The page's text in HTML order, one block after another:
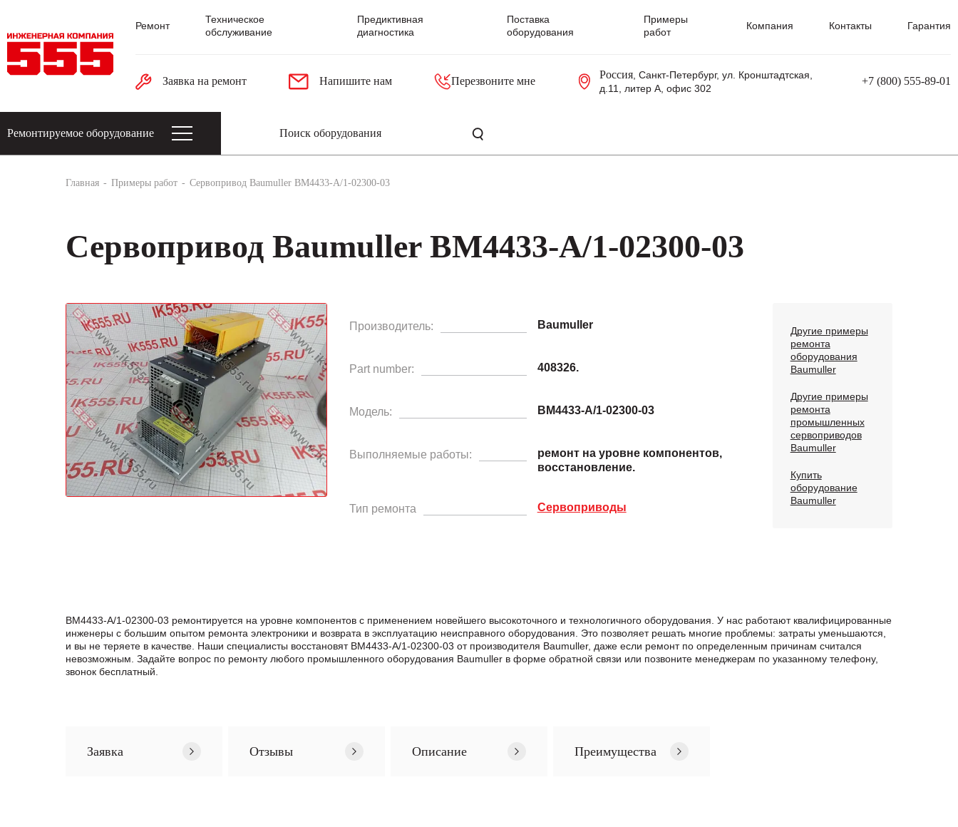
Ремонт
Техническое
обслуживание
Предиктивная
диагностика
Поставка
оборудования
Примеры
работ
Компания Контакты Гарантия
Заявка на ремонт Напишите нам Перезвоните мне
Россия, Санкт-Петербург, ул. Кронштадтская,
д.11, литер А, офис 302
+7 (800) 555-89-01
Ремонтируемое оборудование
Главная Примеры работ Сервопривод Baumuller BM4433-A/1-02300-03
Сервопривод Baumuller BM4433-A/1-02300-03
Производитель: Baumuller
Part number: 408326.
Модель: BM4433-A/1-02300-03
Выполняемые работы:
ремонт на уровне компонентов,
восстановление.
Тип ремонта Сервоприводы
Другие примеры
ремонта
оборудования
Baumuller
Другие примеры
ремонта
промышленных
сервоприводов
Baumuller
Купить
оборудование
Baumuller
BM4433-A/1-02300-03 ремонтируется на уровне компонентов с применением новейшего высокоточного и технологичного оборудования. У нас работают квалифицированные
инженеры с большим опытом ремонта электроники и возврата в эксплуатацию неисправного оборудования. Это позволяет решать многие проблемы: затраты уменьшаются,
и вы не теряете в качестве. Наши специалисты восстановят BM4433-A/1-02300-03 от производителя Baumuller, даже если ремонт по определенным причинам считался
невозможным. Задайте вопрос по ремонту любого промышленного оборудования Baumuller в формe обратной связи или позвоните менеджерам по указанному телефону,
звонок бесплатный.
Заявка Отзывы Описание Преимущества